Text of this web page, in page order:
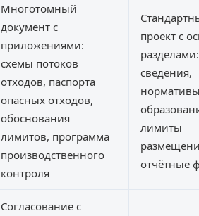
Многотомный
документ с
приложениями:
схемы потоков
отходов, паспорта
опасных отходов,
обоснования
лимитов, программа
производственного
контроля
проект с
сведения,
лимиты
отчётные
Согласование с